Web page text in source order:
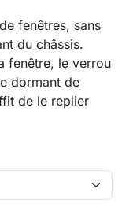
fenêtres, sans
du châssis.
fenêtre, le verrou
dormant de
de le replier